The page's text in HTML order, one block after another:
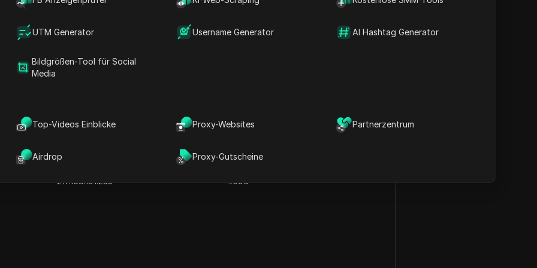
UTM Generator Username Generator AI Hashtag Generator
Bildgrößen-Tool für Social
Media
Top-Videos Einblicke Proxy-Websites Partnerzentrum
Airdrop Proxy-Gutscheine
213.142.158.255
256
213.182.194.255
217.18.88.255
256
217.64.31.255
217.168.191.255 4096